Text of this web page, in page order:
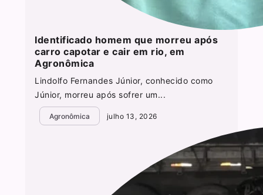
Identificado homem que morreu após
carro capotar e cair em rio, em
Agronômica
Lindolfo Fernandes Júnior, conhecido como
Júnior, morreu após sofrer um...
Agronômica julho 13, 2026